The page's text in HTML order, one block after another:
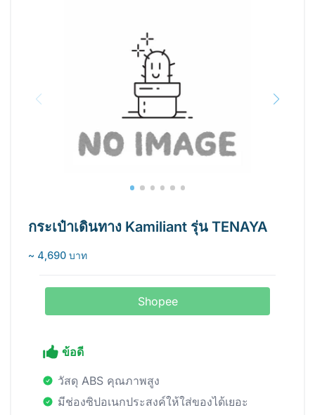
กระเป๋าเดินทาง Kamiliant รุ่น TENAYA
~ 4,690 บาท
Shopee
ข้อดี
วัสดุ ABS คุณภาพสูง
มีช่องซิปอเนกประสงค์ให้ใส่ของได้เยอะ